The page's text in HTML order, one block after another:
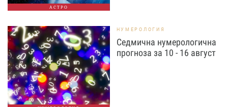
АСТРО
НУМЕРОЛОГИЯ
Седмична нумерологична
прогноза за 10 - 16 август